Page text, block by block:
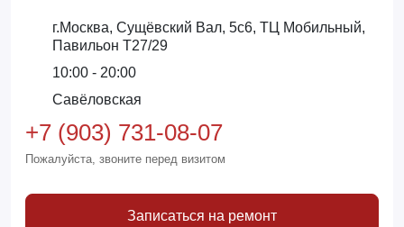
г.Москва, Сущёвский Вал, 5с6, ТЦ Мобильный,
Павильон Т27/29
10:00 - 20:00
Савёловская
+7 (903) 731-08-07
Пожалуйста, звоните перед визитом
Записаться на ремонт